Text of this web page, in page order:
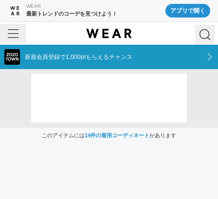
WEAR
最新トレンドのコーデを見つけよう！ アプリで開く
新規会員登録で1,000ptもらえるチャンス
このアイテムには14件の着用コーディネートがあります